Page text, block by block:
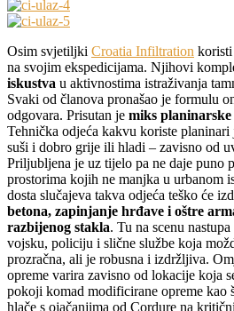
Osim svjetiljki Croatia Infiltration
na svojim ekspedicijama. Njihovi
iskustva u aktivnostima istraživanja
Svaki od članova pronašao je formulu
odgovara. Prisutan je miks
Tehnička odjeća kakvu koriste planinari
suši i dobro grije ili hladi – zavisno od
Priljubljena je uz tijelo pa ne daje puno
prostorima kojih ne manjka u urbanom
dosta slučajeva takva odjeća teško će
betona, zapinjanje hrđave i oštre
razbijenog stakla. Tu na scenu
vojsku, policiju i slične službe koja
prozračna, ali je robusna i izdržljiva.
opreme varira zavisno od lokacije koja
pokoji komad modificirane opreme kao
hlače s ojačanjima od Cordure na